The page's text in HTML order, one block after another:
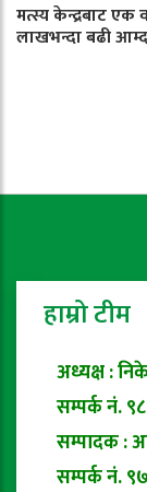
मत्स्य केन्द्रबाट एक
लाखभन्दा बढी
हाम्रो टीम
अध्यक्ष :
सम्पर्क नं.
सम्पादक :
सम्पर्क नं.